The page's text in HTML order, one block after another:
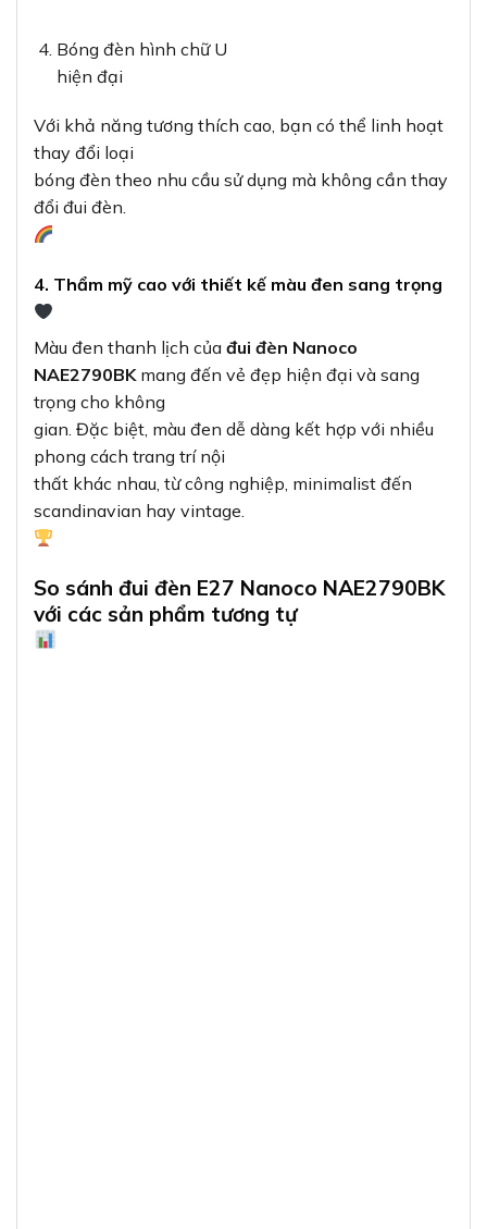
Bóng đèn hình chữ U
hiện đại
Với khả năng tương thích cao, bạn có thể linh hoạt
thay đổi loại
bóng đèn theo nhu cầu sử dụng mà không cần thay
đổi đui đèn.
4. Thẩm mỹ cao với thiết kế màu đen sang trọng
Màu đen thanh lịch của đui đèn Nanoco
NAE2790BKmang đến vẻ đẹp hiện đại và sang
trọng cho không
gian. Đặc biệt, màu đen dễ dàng kết hợp với nhiều
phong cách trang trí nội
thất khác nhau, từ công nghiệp, minimalist đến
scandinavian hay vintage.
So sánh đui đèn E27 Nanoco NAE2790BK
với các sản phẩm tương tự